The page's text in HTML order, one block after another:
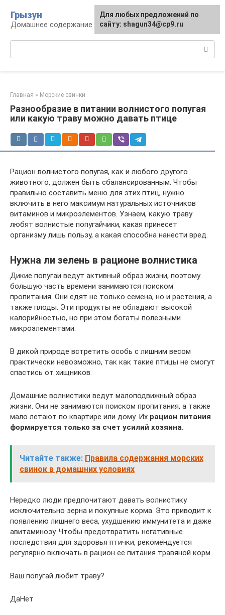
контенту
Грызун
Домашнее содержание грызунов
Главная » Морские свинки
Разнообразие в питании волнистого попугая
или какую траву можно давать птице
Рацион волнистого попугая, как и любого другого
животного, должен быть сбалансированным. Чтобы
правильно составить меню для этих птиц, нужно
включить в него максимум натуральных источников
витаминов и микроэлементов. Узнаем, какую траву
любят волнистые попугайчики, какая принесет
организму лишь пользу, а какая способна нанести вред.
Нужна ли зелень в рационе волнистика
Дикие попугаи ведут активный образ жизни, поэтому
большую часть времени занимаются поиском
пропитания. Они едят не только семена, но и растения, а
также плоды. Эти продукты не обладают высокой
калорийностью, но при этом богаты полезными
микроэлементами.
В дикой природе встретить особь с лишним весом
практически невозможно, так как такие птицы не смогут
спастись от хищников.
Домашние волнистики ведут малоподвижный образ
жизни. Они не занимаются поиском пропитания, а также
мало летают по квартире или дому. Их рацион питания
формируется только за счет усилий хозяина.
Читайте также: Правила содержания морских
свинок в домашних условиях
Нередко люди предпочитают давать волнистику
исключительно зерна и покупные корма. Это приводит к
появлению лишнего веса, ухудшению иммунитета и даже
авитаминозу. Чтобы предотвратить негативные
последствия для здоровья птички, рекомендуется
регулярно включать в рацион ее питания травяной корм.
Ваш попугай любит траву?
ДаНет
Для любых предложений по
сайту: shagun34@cp9.ru